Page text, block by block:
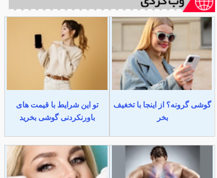
گوشی گرونه؟ از اینجا با تخغیف
بخر
تو این شرایط با قیمت های
باورنکردنی گوشی بخرید